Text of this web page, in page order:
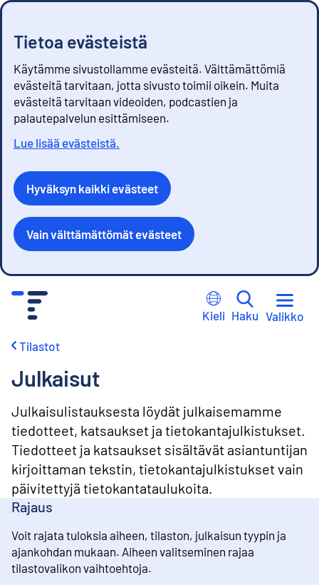
Tietoa evästeistä
Käytämme sivustollamme evästeitä. Välttämättömiä
evästeitä tarvitaan, jotta sivusto toimii oikein. Muita
evästeitä tarvitaan videoiden, podcastien ja
palautepalvelun esittämiseen.
Lue lisää evästeistä.
Hyväksyn kaikki evästeet
Vain välttämättömät evästeet
Kieli Haku Valikko
Tilastot
Julkaisut
Julkaisulistauksesta löydät julkaisemamme
tiedotteet, katsaukset ja tietokantajulkistukset.
Tiedotteet ja katsaukset sisältävät asiantuntijan
kirjoittaman tekstin, tietokantajulkistukset vain
päivitettyjä tietokantataulukoita.
Rajaus
Voit rajata tuloksia aiheen, tilaston, julkaisun tyypin ja
ajankohdan mukaan. Aiheen valitseminen rajaa
tilastovalikon vaihtoehtoja.